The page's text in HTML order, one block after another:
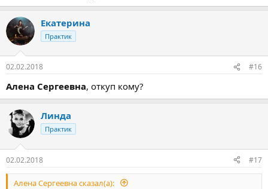
Екатерина
Практик
02.02.2018 #16
Алена Сергеевна, откуп кому?
Линда
Практик
02.02.2018 #17
Алена Сергеевна сказал(а):